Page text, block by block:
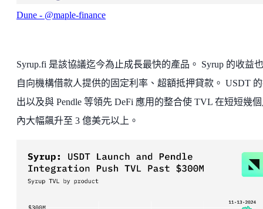
Dune - @maple-finance
Syrup.fi 是該協議迄今為止成長最快的產品。 Syrup 的收益
自向機構借款人提供的固定利率、超額抵押貸款。 USDT
出以及與 Pendle 等領先 DeFi 應用的整合使 TVL 在短短幾
內大幅飆升至 3 億美元以上。